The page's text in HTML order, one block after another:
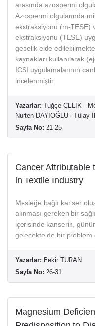
arasında azospermi
Azospermi olgularında
ekstraksiyonu (m-TESE)
ekstraksiyonu (TESE)
gebelik elde
kaynakları kullanılarak
ICSI uygulamalarının
incelenmiştir.
Yazarlar: Tuğçe ÇELİK -
Nurten DAYIOĞLU - Tülay
Sayfa No: 21-25
Cancer Attributable
in Textile Industry
Mesleğe bağlı kanser
alınması gereken bir
içerisinde kanserin,
gelecekte de bir problem
Yazarlar: Bekir TURAN
Sayfa No: 26-31
Magnesium